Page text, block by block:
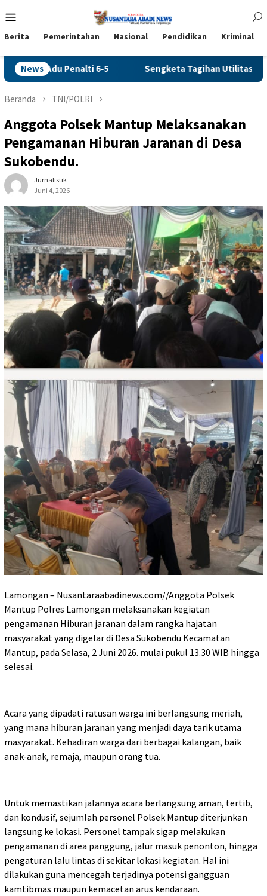
ke
Mobile
Berita Pemerintahan Nasional Pendidikan Kriminal
News
Sengketa Tagihan Utilitas Apartemen Puncak Bukit Golf
Beranda TNI/POLRI
Anggota Polsek Mantup Melaksanakan
Pengamanan Hiburan Jaranan di Desa
Sukobendu.
Jurnalistik
Juni 4, 2026
Lamongan – Nusantaraabadinews.com//Anggota Polsek
Mantup Polres Lamongan melaksanakan kegiatan
pengamanan Hiburan jaranan dalam rangka hajatan
masyarakat yang digelar di Desa Sukobendu Kecamatan
Mantup, pada Selasa, 2 Juni 2026. mulai pukul 13.30 WIB hingga
selesai.
Acara yang dipadati ratusan warga ini berlangsung meriah,
yang mana hiburan jaranan yang menjadi daya tarik utama
masyarakat. Kehadiran warga dari berbagai kalangan, baik
anak-anak, remaja, maupun orang tua.
Untuk memastikan jalannya acara berlangsung aman, tertib,
dan kondusif, sejumlah personel Polsek Mantup diterjunkan
langsung ke lokasi. Personel tampak sigap melakukan
pengamanan di area panggung, jalur masuk penonton, hingga
pengaturan lalu lintas di sekitar lokasi kegiatan. Hal ini
dilakukan guna mencegah terjadinya potensi gangguan
kamtibmas maupun kemacetan arus kendaraan.